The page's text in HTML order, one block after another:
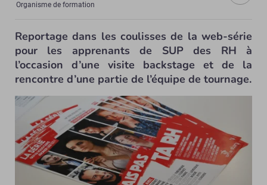
Organisme de formation
Reportage dans les coulisses de la web-série
pour les apprenants de SUP des RH à
l’occasion d’une visite backstage et de la
rencontre d’une partie de l’équipe de tournage.